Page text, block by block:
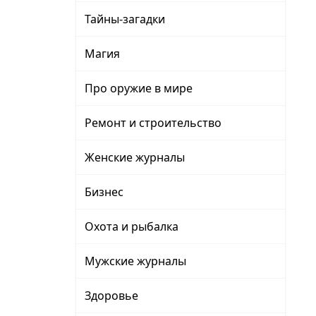
Тайны-загадки
Магия
Про оружие в мире
Ремонт и строительство
Женские журналы
Бизнес
Охота и рыбалка
Мужские журналы
Здоровье